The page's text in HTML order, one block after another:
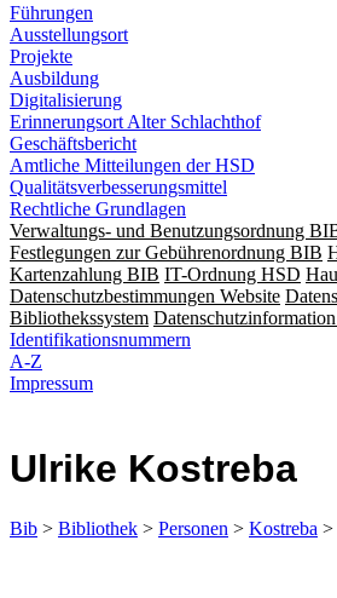
Führungen
Ausstellungsort
Projekte
Ausbildung
Digitalisierung
Erinnerungsort Alter Schlachthof
Geschäftsbericht
Amtliche Mitteilungen der HSD
Qualitätsverbesserungsmittel
Rechtliche Grundlagen
Verwaltungs- und Benutzungsordnung
Festlegungen zur Gebührenordnung BIB
Kartenzahlung BIB IT-Ordnung HSD
Datenschutzbestimmungen Website
Bibliothekssystem
Identifikationsnummern
A-Z
Impressum
Ulrike Kostreba
Bib > Bibliothek > Personen > Kostreba >